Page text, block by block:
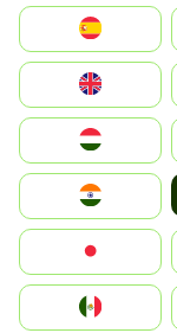
Deutschland
Denmark
United Kingdom
Hrvatska
Magyarország
Indonesia
South Korea